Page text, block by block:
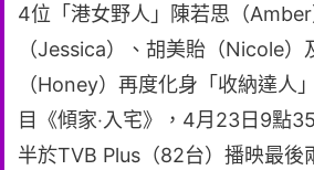
4位「港女野人」陳若思（
（Jessica）、胡美貽（Nicole）
（Honey）再度化身「收納達人
目《傾家‧入宅》，4月23日9點
半於TVB Plus（82台）播映最後